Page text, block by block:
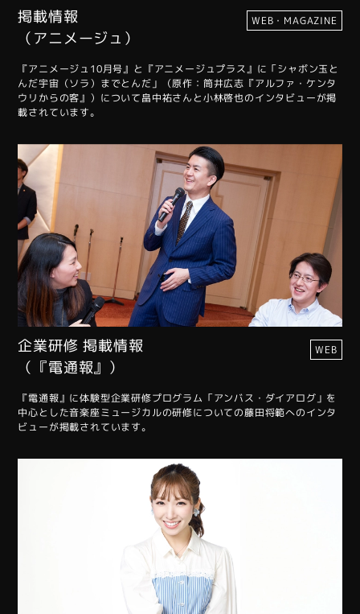
掲載情報
（アニメージュ）
WEB・MAGAZINE
『アニメージュ10月号』と『アニメージュプラス』に「シャボン玉と
んだ宇宙（ソラ）までとんだ」（原作：筒井広志『アルファ・ケンタ
ウリからの客』）について畠中祐さんと小林啓也のインタビューが掲
載されています。
企業研修 掲載情報
（『電通報』）
WEB
『電通報』に体験型企業研修プログラム「アンバス・ダイアログ」を
中心とした音楽座ミュージカルの研修についての藤田将範へのインタ
ビューが掲載されています。